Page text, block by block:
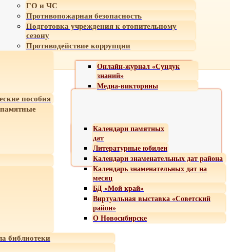
ГО и ЧС
Противопожарная безопасность
Подготовка учреждения к отопительному
сезону
Противодействие коррупции
Онлайн-журнал «Сундук
знаний»
Медиа-викторины
пособия
Календари памятных
дат
Литературные юбилеи
Календари знаменательных дат района
Календарь знаменательных дат на
месяц
БД «Мой край»
Виртуальная выставка «Советский
район»
О Новосибирске
библиотеки